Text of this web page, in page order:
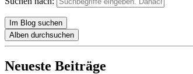
Im Blog suchen
Alben durchsuchen
Neueste Beiträge